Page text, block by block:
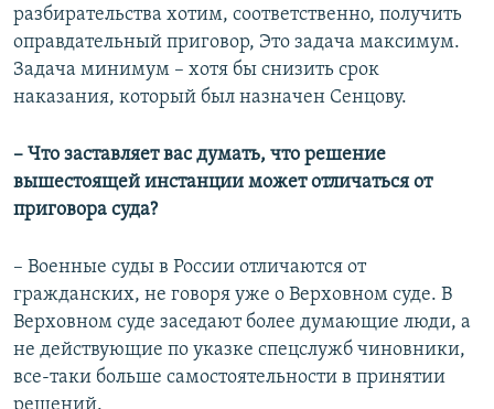
разбирательства хотим, соответственно, получить
оправдательный приговор, Это задача максимум.
Задача минимум – хотя бы снизить срок
наказания, который был назначен Сенцову.
– Что заставляет вас думать, что решение
вышестоящей инстанции может отличаться от
приговора суда?
– Военные суды в России отличаются от
гражданских, не говоря уже о Верховном суде. В
Верховном суде заседают более думающие люди, а
не действующие по указке спецслужб чиновники,
все-таки больше самостоятельности в принятии